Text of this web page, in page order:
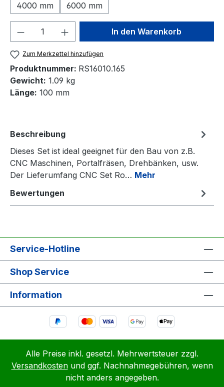
4000 mm
6000 mm
Produkt Anzahl: Gib denIn den Warenkorb
Zum Merkzettel hinzufügen
Produktnummer: RS16010.165
Gewicht: 1.09 kg
Länge: 100 mm
Beschreibung
Dieses Set ist ideal geeignet für den Bau von z.B.
CNC Maschinen, Portalfräsen, Drehbänken, usw.
Der Lieferumfang CNC Set Ro… Mehr
Bewertungen
Service-Hotline
Shop Service
Information
Alle Preise inkl. gesetzl. Mehrwertsteuer zzgl.
Versandkostenund ggf. Nachnahmegebühren, wenn
nicht anders angegeben.